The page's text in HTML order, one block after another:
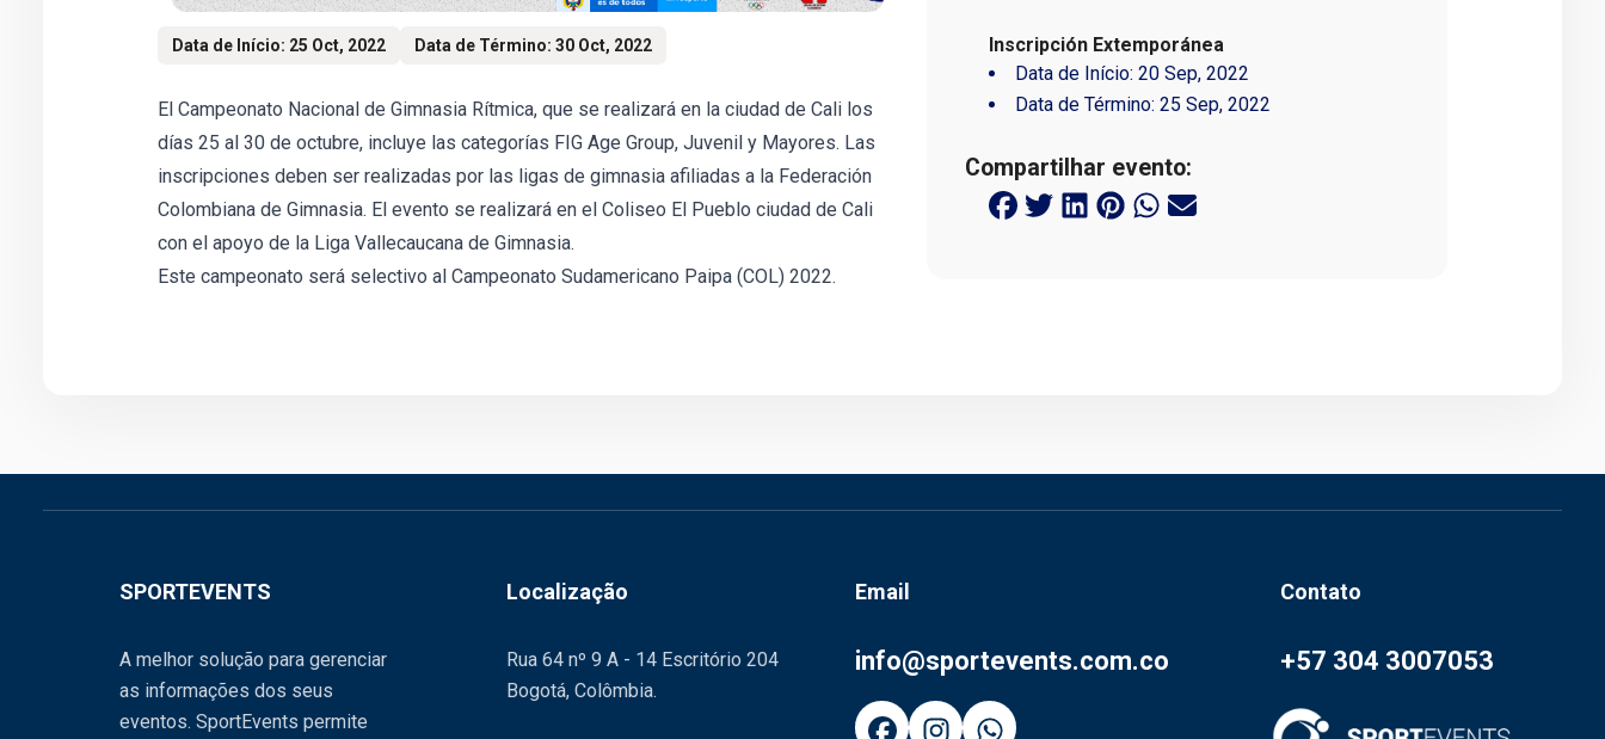
Data de Início: 25 Oct, 2022 Data de Término: 30 Oct, 2022
El Campeonato Nacional de Gimnasia Rítmica, que se realizará en la ciudad de Cali los
días 25 al 30 de octubre, incluye las categorías FIG Age Group, Juvenil y Mayores. Las
inscripciones deben ser realizadas por las ligas de gimnasia afiliadas a la Federación
Colombiana de Gimnasia. El evento se realizará en el Coliseo El Pueblo ciudad de Cali
con el apoyo de la Liga Vallecaucana de Gimnasia.
Este campeonato será selectivo al Campeonato Sudamericano Paipa (COL) 2022.
Inscripción Extemporánea
Data de Início: 20 Sep, 2022
Data de Término: 25 Sep, 2022
Compartilhar evento:
SPORTEVENTS
A melhor solução para gerenciar
as informações dos seus
eventos. SportEvents permite
Localização
Rua 64 nº 9 A - 14 Escritório 204
Bogotá, Colômbia.
Email
info@sportevents.com.co
Contato
+57 304 3007053